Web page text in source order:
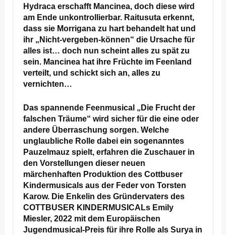
Hydraca erschafft Mancinea, doch diese wird
am Ende unkontrollierbar. Raitusuta erkennt,
dass sie Morrigana zu hart behandelt hat und
ihr „Nicht-vergeben-können“ die Ursache für
alles ist… doch nun scheint alles zu spät zu
sein. Mancinea hat ihre Früchte im Feenland
verteilt, und schickt sich an, alles zu
vernichten…
Das spannende Feenmusical „Die Frucht der
falschen Träume“ wird sicher für die eine oder
andere Überraschung sorgen. Welche
unglaubliche Rolle dabei ein sogenanntes
Pauzelmauz spielt, erfahren die Zuschauer in
den Vorstellungen dieser neuen
märchenhaften Produktion des Cottbuser
Kindermusicals aus der Feder von Torsten
Karow. Die Enkelin des Gründervaters des
COTTBUSER KINDERMUSICALs Emily
Miesler, 2022 mit dem Europäischen
Jugendmusical-Preis für ihre Rolle als Surya in